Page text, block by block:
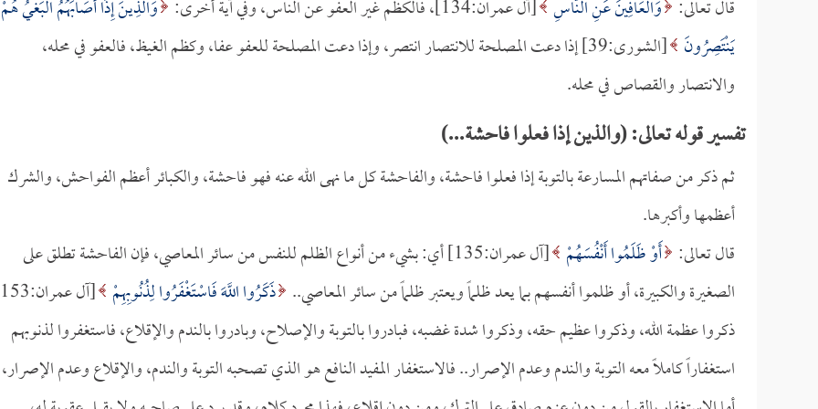
قال تعالى: وَالْعَافِينَ عَنِ النَّاسِ [آل عمران:134]، فالكظم غير العفو عن الناس، وفي آية أخرى:
وَالَّذِينَ إِذَا أَصَابَهُمُ الْبَغْيُ هُمْ
يَنْتَصِرُونَ
[الشورى:39] إذا دعت المصلحة للانتصار انتصر، وإذا دعت المصلحة للعفو عفا، وكظم الغيظ، فالعفو في محله،
والانتصار والقصاص في محله.
تفسير قوله تعالى: (والذين إذا فعلوا فاحشة...)
ثم ذكر من صفاتهم المسارعة بالتوبة إذا فعلوا فاحشة، والفاحشة كل ما نهى الله عنه فهو فاحشة، والكبائر أعظم الفواحش، والشرك
أعظمها وأكبرها.
قال تعالى: أَوْ ظَلَمُوا أَنْفُسَهُمْ
[آل عمران:135] أي: بشيء من أنواع الظلم للنفس من سائر المعاصي، فإن الفاحشة تطلق على
الصغيرة والكبيرة، أو ظلموا أنفسهم بما يعد ظلماً ويعتبر ظلماً من سائر المعاصي.. ذَكَرُوا اللَّهَ فَاسْتَغْفَرُوا لِذُنُوبِهِمْ
ذكروا عظمة الله، وذكروا عظيم حقه، وذكروا شدة غضبه، فبادروا بالتوبة والإصلاح، وبادروا بالندم والإقلاع، فاستغفروا لذنوبهم
استغفاراً كاملاً معه التوبة والندم وعدم الإصرار.. فالاستغفار المفيد النافع هو الذي تصحبه التوبة والندم، والإقلاع وعدم الإصرار،